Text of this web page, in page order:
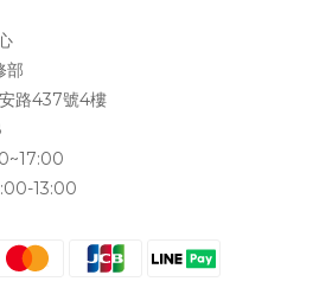
部
路437號4樓
13:00